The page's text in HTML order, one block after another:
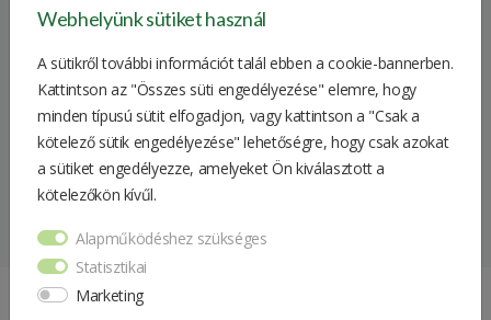
pedig 30-40 m -re.
Összetétel:
Nádas csenkesz: 55%
Angol perje: 15%
Vörös csenkesz: 30%
Quantity
Weight
Package
Webhelyünk sütiket használ
A sütikről további információt talál ebben a cookie-bannerben.
Kattintson az "Összes süti engedélyezése" elemre, hogy
minden típusú sütit elfogadjon, vagy kattintson a "Csak a
kötelező sütik engedélyezése" lehetőségre, hogy csak azokat
a sütiket engedélyezze, amelyeket Ön kiválasztott a
kötelezőkön kívűl.
Alapműködéshez szükséges
Statisztikai
Marketing